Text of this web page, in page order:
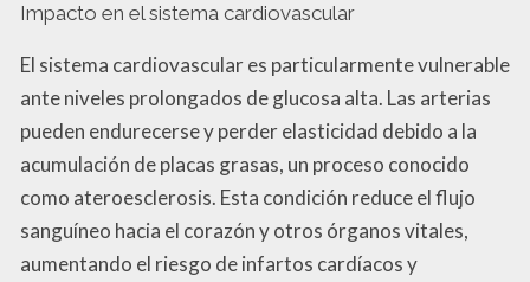
Impacto en el sistema cardiovascular
El sistema cardiovascular es particularmente vulnerable
ante niveles prolongados de glucosa alta. Las arterias
pueden endurecerse y perder elasticidad debido a la
acumulación de placas grasas, un proceso conocido
como ateroesclerosis. Esta condición reduce el flujo
sanguíneo hacia el corazón y otros órganos vitales,
aumentando el riesgo de infartos cardíacos y